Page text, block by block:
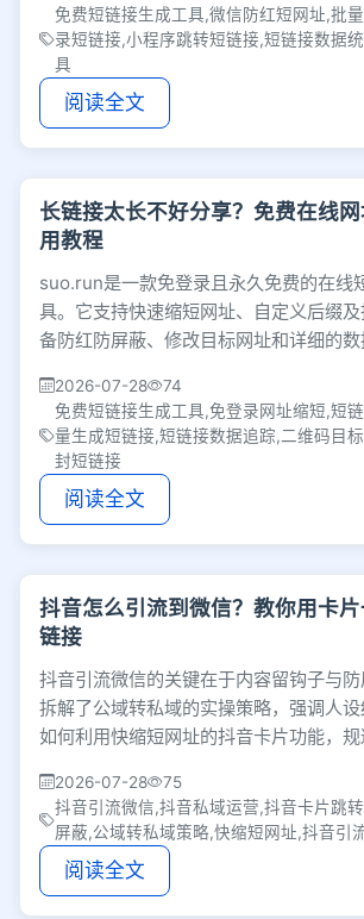
免费短链接生成工具,微信防红短网址,批
录短链接,小程序跳转短链接,短链接数据
具
阅读全文
长链接太长不好分享？免费在线
用教程
suo.run是一款免登录且永久免费的在线
具。它支持快速缩短网址、自定义后缀
备防红防屏蔽、修改目标网址和详细的
2026-07-28
74
免费短链接生成工具,免登录网址缩短,短
量生成短链接,短链接数据追踪,二维码目
封短链接
阅读全文
抖音怎么引流到微信？教你用卡
链接
抖音引流微信的关键在于内容留钩子与
拆解了公域转私域的实操策略，强调人
如何利用快缩短网址的抖音卡片功能，
2026-07-28
75
抖音引流微信,抖音私域运营,抖音卡片跳
屏蔽,公域转私域策略,快缩短网址,抖音引
阅读全文